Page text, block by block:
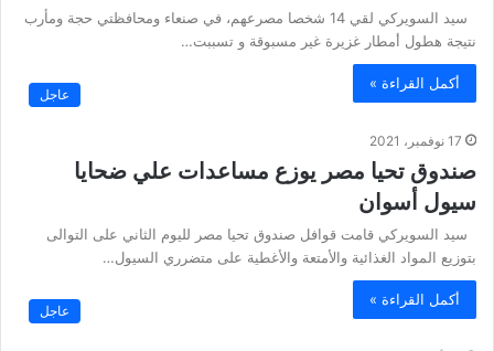
سيد السويركي لقي 14 شخصا مصرعهم، في صنعاء ومحافظتي حجة ومأرب
نتيجة هطول أمطار غزيرة غير مسبوقة و تسببت…
أكمل القراءة »
عاجل
17 نوفمبر، 2021
صندوق تحيا مصر يوزع مساعدات علي ضحايا
سيول أسوان
سيد السويركي قامت قوافل صندوق تحيا مصر لليوم الثاني على التوالى
بتوزيع المواد الغذائية والأمتعة والأغطية على متضرري السيول…
أكمل القراءة »
عاجل